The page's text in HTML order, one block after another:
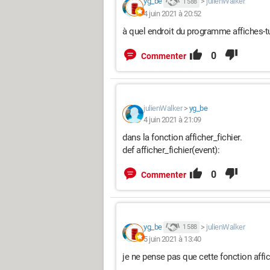
    """
    # init globales
    global dossier_actuel
# on conserve le dossier en
# on récupère la liste des
# on met à jour la listbox
cvar_fichiers.set("
# end def
def normaliser(chemin, *args):
"met un chemin de fichier
return
def Supprimer():
    fichier = normaliser(dossier_actuel,
4 juin 2021 à 20:52
à quel endroit du programme affiches-
Commenter 0
julienWalker> yg_be
4 juin 2021 à 21:09
dans la fonction afficher_fichier.
def afficher_fichier(event):
Commenter 0
yg_be 1 588 > julienWalker
5 juin 2021 à 13:40
je ne pense pas que cette fonction